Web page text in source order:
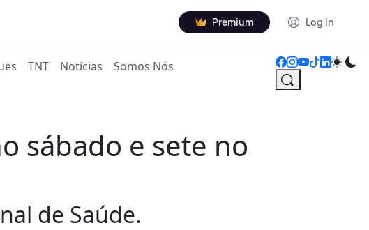
Premium Log in
TNT Notícias Somos Nós
sábado e sete no
de Saúde.